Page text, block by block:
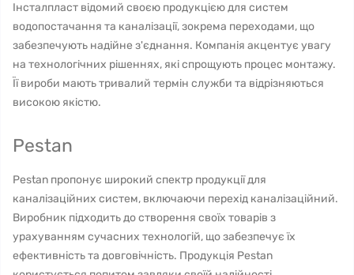
Інсталпласт відомий своєю продукцією для систем
водопостачання та каналізації, зокрема переходами, що
забезпечують надійне з'єднання. Компанія акцентує увагу
на технологічних рішеннях, які спрощують процес монтажу.
Її вироби мають тривалий термін служби та відрізняються
високою якістю.
Pestan
Pestan пропонує широкий спектр продукції для
каналізаційних систем, включаючи перехід каналізаційний.
Виробник підходить до створення своїх товарів з
урахуванням сучасних технологій, що забезпечує їх
ефективність та довговічність. Продукція Pestan